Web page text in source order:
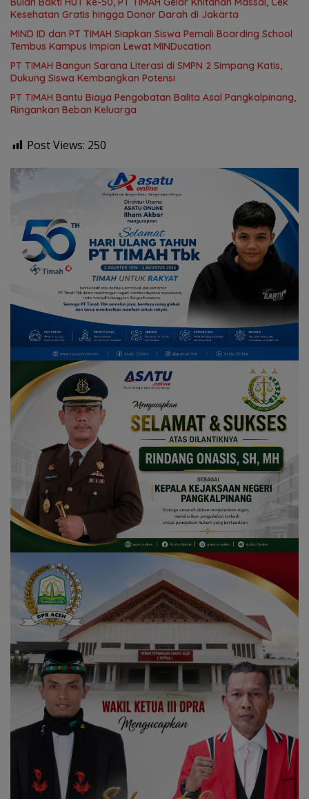
Kesehatan Gratis hingga Donor Darah di Jakarta
MIND ID dan PT TIMAH Siapkan Siswa Pemali Boarding School
Tembus Kampus Impian Lewat MINDucation
PT TIMAH Bangun Sarana Literasi di SMPN 2 Simpang Katis,
Dukung Siswa Kembangkan Potensi
PT TIMAH Bantu Biaya Pengobatan Balita Asal Pangkalpinang,
Ringankan Beban Keluarga
Post Views: 250